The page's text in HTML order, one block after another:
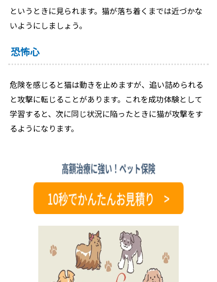
というときに見られます。猫が落ち着くまでは近づかな
いようにしましょう。
恐怖心
危険を感じると猫は動きを止めますが、追い詰められる
と攻撃に転じることがあります。これを成功体験として
学習すると、次に同じ状況に陥ったときに猫が攻撃をす
るようになります。